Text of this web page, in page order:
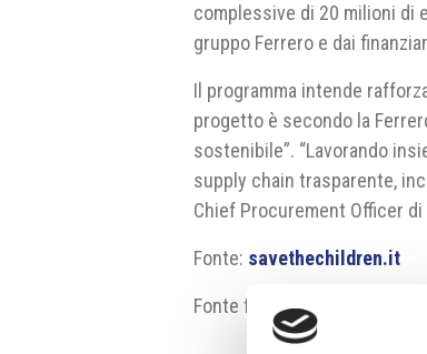
complessive di 20 milioni di
gruppo Ferrero e dai
Il programma intende
progetto è secondo la
sostenibile”. “Lavorando
supply chain trasparente,
Chief Procurement Officer
Fonte: savethechildren.it
Fonte fotografia: Wikimedia